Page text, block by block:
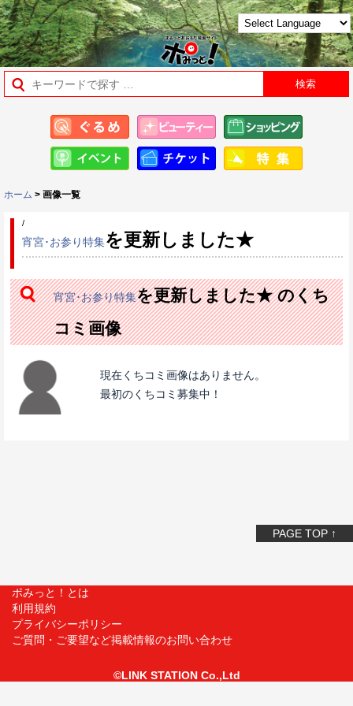
ホーム > 画像一覧
/
宵宮･お参り特集を更新しました★
宵宮･お参り特集を更新しました★ のくち
コミ画像
現在くちコミ画像はありません。
最初のくちコミ募集中！
PAGE TOP ↑
ポみっと！とは
利用規約
プライバシーポリシー
ご質問・ご要望など掲載情報のお問い合わせ
©LINK STATION Co.,Ltd